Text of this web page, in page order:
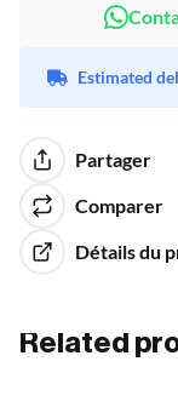
Estimated
Partager
Comparer
Détails du
Related